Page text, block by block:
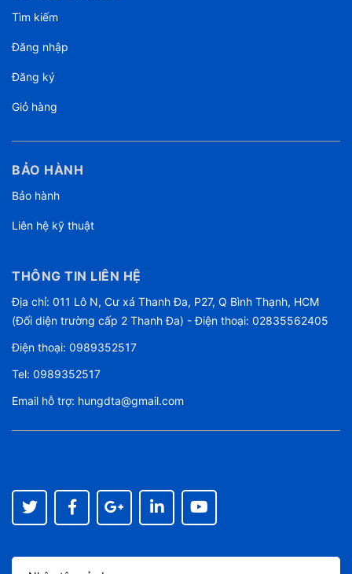
Tìm kiếm
Đăng nhập
Đăng ký
Giỏ hàng
BẢO HÀNH
Bảo hành
Liên hệ kỹ thuật
THÔNG TIN LIÊN HỆ
Địa chỉ: 011 Lô N, Cư xá Thanh Đa, P27, Q Bình Thạnh, HCM
(Đối diện trường cấp 2 Thanh Đa) - Điện thoại: 02835562405
Điện thoại: 0989352517
Tel: 0989352517
Email hỗ trợ: hungdta@gmail.com